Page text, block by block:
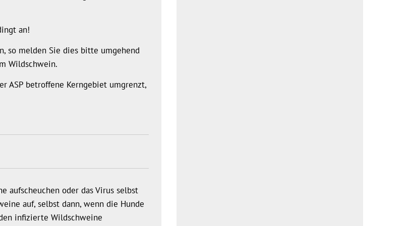
an!
so melden Sie dies bitte umgehend
Wildschwein.
ASP betroffene Kerngebiet umgrenzt,
aufscheuchen oder das Virus selbst
auf, selbst dann, wenn die Hunde
infizierte Wildschweine